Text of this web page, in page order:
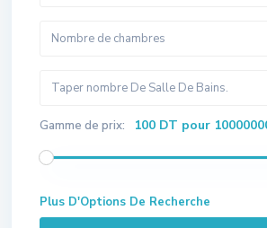
Gamme de prix: 100 DT pour
Plus D'Options De Recherche